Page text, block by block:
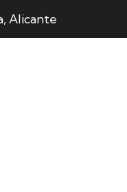
Alicante